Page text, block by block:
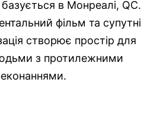
базується в Монреалі, QC.
фільм та супутні
створює простір для
з протилежними